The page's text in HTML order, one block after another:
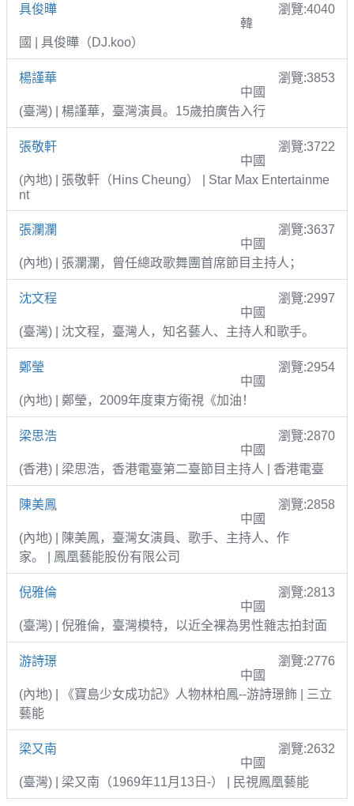
具俊曄
瀏覽:4040
韓
國 | 具俊曄（DJ.koo）
楊謹華
瀏覽:3853
中國
(臺灣) | 楊謹華，臺灣演員。15歲拍廣告入行
張敬軒
瀏覽:3722
中國
(內地) | 張敬軒（Hins Cheung） | Star Max Entertainme
nt
張瀾瀾
瀏覽:3637
中國
(內地) | 張瀾瀾，曾任總政歌舞團首席節目主持人；
沈文程
瀏覽:2997
中國
(臺灣) | 沈文程，臺灣人，知名藝人、主持人和歌手。
鄭瑩
瀏覽:2954
中國
(內地) | 鄭瑩，2009年度東方衛視《加油！
梁思浩
瀏覽:2870
中國
(香港) | 梁思浩，香港電臺第二臺節目主持人 | 香港電臺
陳美鳳
瀏覽:2858
中國
(內地) | 陳美鳳，臺灣女演員、歌手、主持人、作
家。 | 鳳凰藝能股份有限公司
倪雅倫
瀏覽:2813
中國
(臺灣) | 倪雅倫，臺灣模特，以近全裸為男性雜志拍封面
游詩璟
瀏覽:2776
中國
(內地) | 《寶島少女成功記》人物林柏鳳--游詩璟飾 | 三立
藝能
梁又南
瀏覽:2632
中國
(臺灣) | 梁又南（1969年11月13日-） | 民視鳳凰藝能